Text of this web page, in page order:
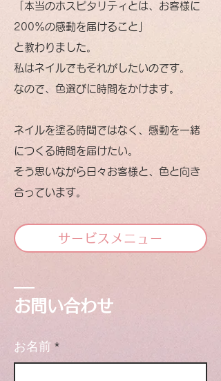
「本当のホスピタリティとは、お客様に
200％の感動を届けること」
と教わりました。
​私はネイルでもそれがしたいのです。
なので、色選びに時間をかけます。
ネイルを塗る時間ではなく、感動を一緒
につくる時間を届けたい。
​そう思いながら日々お客様と、色と向き
合っています。
サービスメニュー
お問い合わせ
お名前